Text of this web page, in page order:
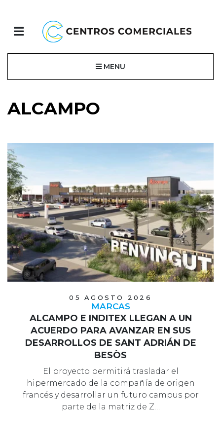
MENU
ALCAMPO
05 AGOSTO 2026
MARCAS
ALCAMPO E INDITEX LLEGAN A UN
ACUERDO PARA AVANZAR EN SUS
DESARROLLOS DE SANT ADRIÁN DE
BESÒS
El proyecto permitirá trasladar el
hipermercado de la compañía de origen
francés y desarrollar un futuro campus por
parte de la matriz de Z…